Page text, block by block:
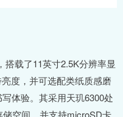
搭载了11英寸2.5K分辨率显
度，并可选配类纸质感磨
体验。其采用天玑6300处
空间，并支持microSD卡